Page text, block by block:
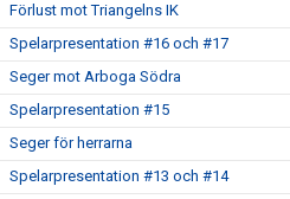
Förlust mot Triangelns IK
Spelarpresentation #16 och #17
Seger mot Arboga Södra
Spelarpresentation #15
Seger för herrarna
Spelarpresentation #13 och #14